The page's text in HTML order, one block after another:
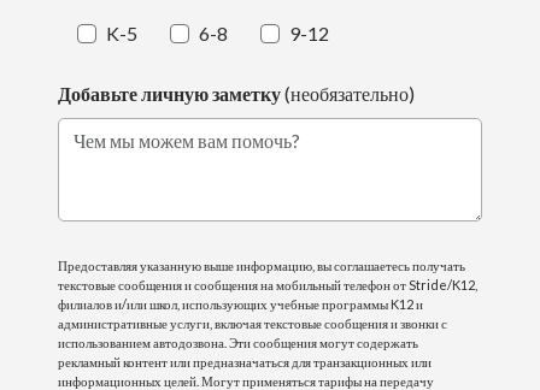
K-5 6-8 9-12
Добавьте личную заметку(необязательно)
Чем мы можем вам помочь?
Предоставляя указанную выше информацию, вы соглашаетесь получать
текстовые сообщения и сообщения на мобильный телефон от Stride/K12,
филиалов и/или школ, использующих учебные программы K12 и
административные услуги, включая текстовые сообщения и звонки с
использованием автодозвона. Эти сообщения могут содержать
рекламный контент или предназначаться для транзакционных или
информационных целей. Могут применяться тарифы на передачу